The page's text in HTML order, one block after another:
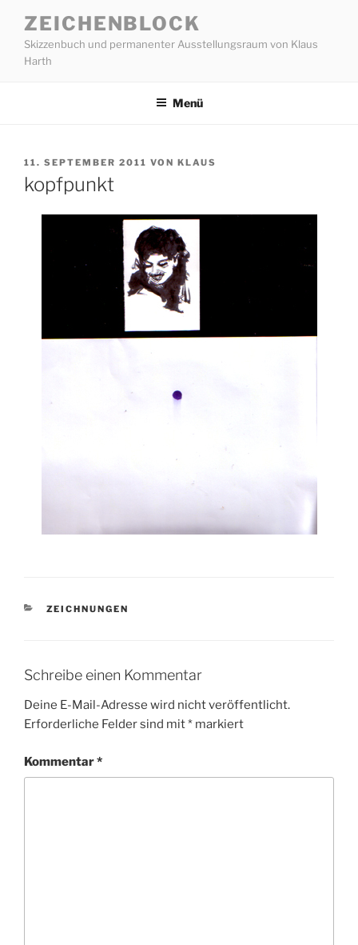
Inhalt
springen
ZEICHENBLOCK
Skizzenbuch und permanenter Ausstellungsraum von Klaus
Harth
Menü
VERÖFFENTLICHT
AM
11. SEPTEMBER 2011 VON KLAUS
kopfpunkt
KATEGORIEN
ZEICHNUNGEN
Schreibe einen Kommentar
Deine E-Mail-Adresse wird nicht veröffentlicht.
Erforderliche Felder sind mit* markiert
Kommentar*